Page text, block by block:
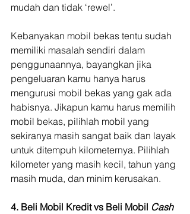
mudah dan tidak ‘rewel’.
Kebanyakan mobil bekas tentu sudah
memiliki masalah sendiri dalam
penggunaannya, bayangkan jika
pengeluaran kamu hanya harus
mengurusi mobil bekas yang gak ada
habisnya. Jikapun kamu harus memilih
mobil bekas, pilihlah mobil yang
sekiranya masih sangat baik dan layak
untuk ditempuh kilometernya. Pilihlah
kilometer yang masih kecil, tahun yang
masih muda, dan minim kerusakan.
4. Beli Mobil Kredit vs Beli Mobil Cash